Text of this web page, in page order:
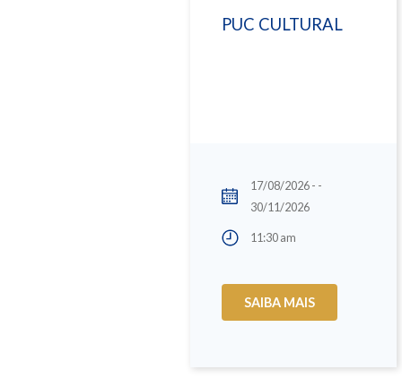
PUC CULTURAL
17/08/2026 - -
30/11/2026
11:30 am
SAIBA MAIS